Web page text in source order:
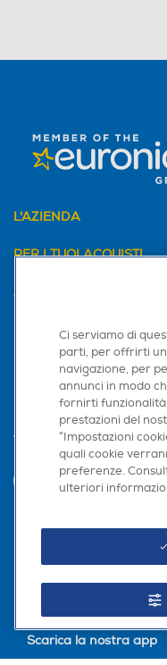
L'AZIENDA
PER I TUOI ACQUISTI
AREA CLIENTI
PRIVACY
Trova negozio
Scarica la nostra app
Ci serviamo di
parti, per offrirti
navigazione, per
annunci in modo
fornirti funzionalità
prestazioni del
“Impostazioni
quali cookie
preferenze.
ulteriori